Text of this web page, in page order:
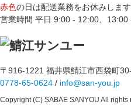
赤色の日は配送業務をお休みしま
営業時間 平日 9:00 - 12:00、13:00
〒916-1221 福井県鯖江市西袋町
0778-65-0624 / info@san-you.jp
Copyright (C) SABAE SANYOU All rights